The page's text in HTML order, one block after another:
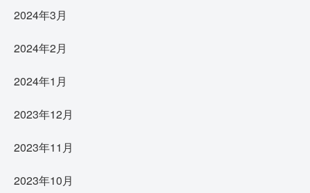
2024年3月
2024年2月
2024年1月
2023年12月
2023年11月
2023年10月